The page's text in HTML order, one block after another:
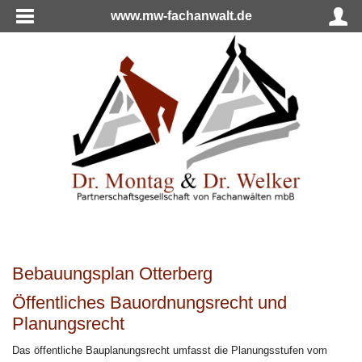
www.mw-fachanwalt.de
Bebauungsplan Otterberg
Öffentliches Bauordnungsrecht und
Planungsrecht
Das öffentliche Bauplanungsrecht umfasst die Planungsstufen vom